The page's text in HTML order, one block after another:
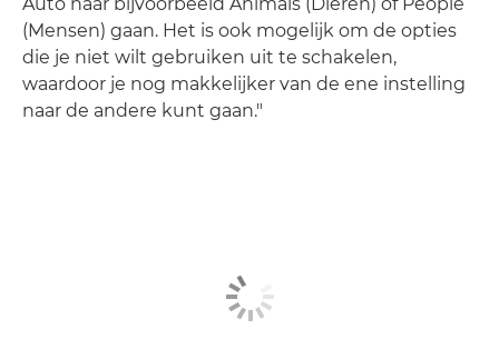
Auto naar bijvoorbeeld Animals (Dieren) of People
(Mensen) gaan. Het is ook mogelijk om de opties
die je niet wilt gebruiken uit te schakelen,
waardoor je nog makkelijker van de ene instelling
naar de andere kunt gaan."